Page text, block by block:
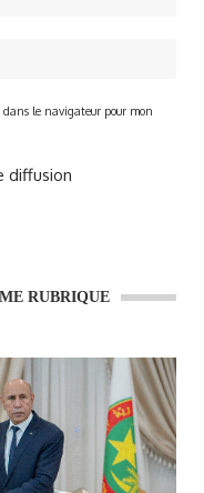
le navigateur pour mon
diffusion
RUBRIQUE